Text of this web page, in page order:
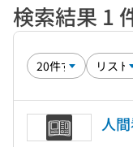
検索結果 1
人